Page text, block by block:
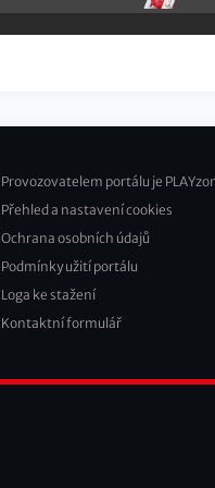
Footer
2
Provozovatelem portálu je
Přehled a nastavení cookies
Ochrana osobních údajů
Podmínky užití portálu
Loga ke stažení
Kontaktní formulář